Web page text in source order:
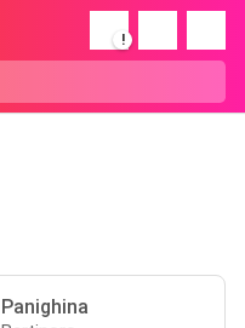
!
Panighina